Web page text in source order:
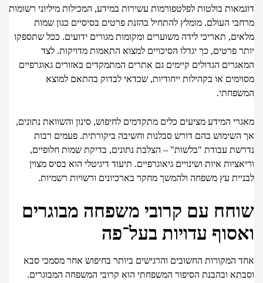
בולטות לפלטפורמות עשירות במידע, המכילות מיליוני רשומות
העולם. מומלץ להתחיל בהזנת פרטים בסיסיים כגון שמות
תאריכי לידה משוערים ומקומות מגורים ידועים. ככל שתספקו
פרטים, כך יגדלו הסיכויים למצוא התאמות מדויקות. לצד
הגדולים קיימים גם אתרים המתמקדים באזורים גאוגרפיים
או בקהילות ייחודיות, שכדאי לבדוק בהתאם למוצא
המידע מציעים כלים מתקדמים לחיפוש, סינון והשוואת נתונים,
בהם דורש סבלנות וחשיבה ביקורתית. פעמים רבות
עבודת "בלשות" – הצלבת נתונים, בדיקת שמות חלופיים,
איות ושינויים גיאוגרפיים. תיעוד דיגיטלי הוא בסיס מצוין
עץ משפחה ולהמשך מחקר בארכיונים ורשויות רשמיות.
עם קרובי משפחה מבוגרים
עדויות בעל־פה
המקורות החשובים והרגישים ביותר בחיפוש אחר מסמכי סבא
ובהבנת הסיפור המשפחתי הוא קרובי המשפחה המבוגרים.